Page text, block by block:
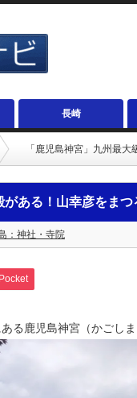
長崎
「鹿児島神宮」九州最
ある！山幸彦をまつ
：神社・寺院
Pocket
る鹿児島神宮（かごしま